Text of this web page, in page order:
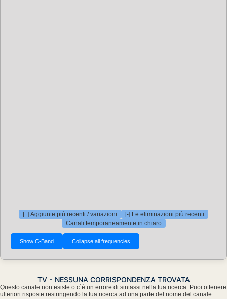
[+] Aggiunte più recenti / variazioni
[-] Le eliminazioni più recenti
Canali temporaneamente in chiaro
TV - NESSUNA CORRISPONDENZA TROVATA
Questo canale non esiste o c´è un errore di sintassi nella tua ricerca. Puoi ottenere
ulteriori risposte restringendo la tua ricerca ad una parte del nome del canale.